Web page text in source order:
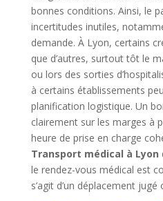
bonnes conditions. Ainsi, le
incertitudes inutiles,
demande. À Lyon, certains
que d’autres, surtout tôt le
ou lors des sorties
à certains établissements
planification logistique. Un
clairement sur les marges à
heure de prise en charge
Transport médical à Lyon
le rendez-vous médical est
s’agit d’un déplacement jugé